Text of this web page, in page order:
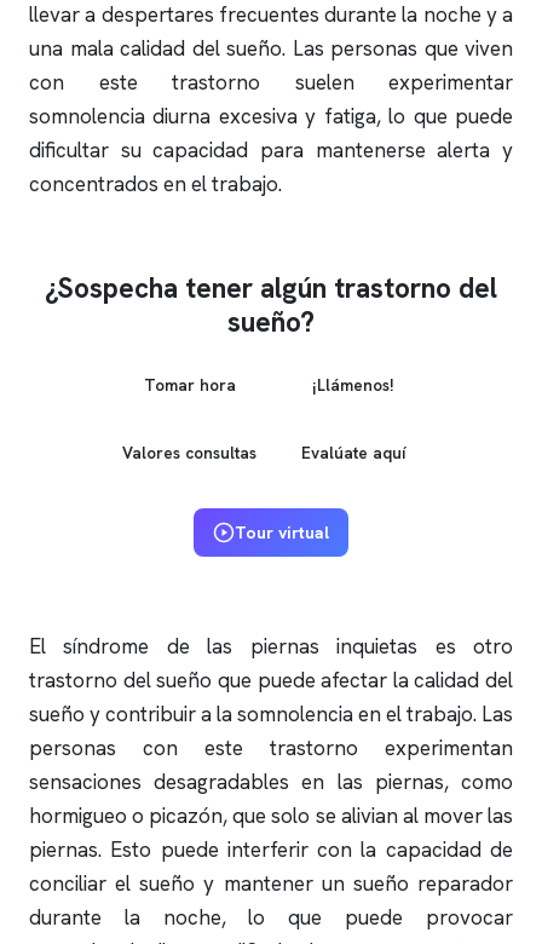
llevar a despertares frecuentes durante la noche y a
una mala calidad del sueño. Las personas que viven
con este trastorno suelen experimentar
somnolencia diurna excesiva y fatiga, lo que puede
dificultar su capacidad para mantenerse alerta y
concentrados en el trabajo.
¿Sospecha tener algún trastorno del
sueño?
Tomar hora ¡Llámenos!
Valores consultas Evalúate aquí
Tour virtual
El síndrome de las piernas inquietas es otro
trastorno del sueño que puede afectar la calidad del
sueño y contribuir a la somnolencia en el trabajo. Las
personas con este trastorno experimentan
sensaciones desagradables en las piernas, como
hormigueo o picazón, que solo se alivian al mover las
piernas. Esto puede interferir con la capacidad de
conciliar el sueño y mantener un sueño reparador
durante la noche, lo que puede provocar